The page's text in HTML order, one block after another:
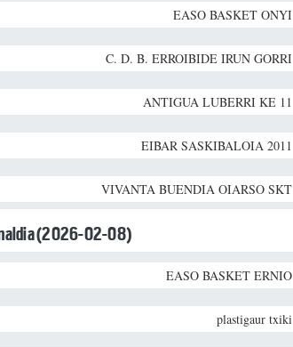
EASO BASKET ONYI
C. D. B. ERROIBIDE IRUN GORRI
ANTIGUA LUBERRI KE 11
EIBAR SASKIBALOIA 2011
VIVANTA BUENDIA OIARSO SKT
(2026-02-08)
EASO BASKET ERNIO
plastigaur txiki